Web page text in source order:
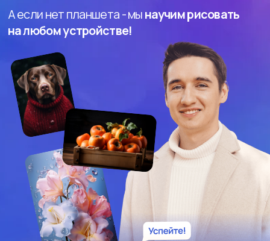
Ваш подарок за
регистрацию - урок “Сердце
и лестница” по 3D
рисованию
осталось всего 4 места
Присоединиться к интенсиву